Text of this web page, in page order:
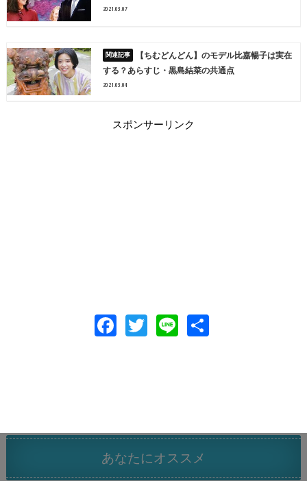
2021.03.07
【ちむどんどん】のモデル比嘉暢子は実在
する？あらすじ・黒島結菜の共通点
2021.03.04
スポンサーリンク
F
o
k
T
Li 共
あなたにオススメ